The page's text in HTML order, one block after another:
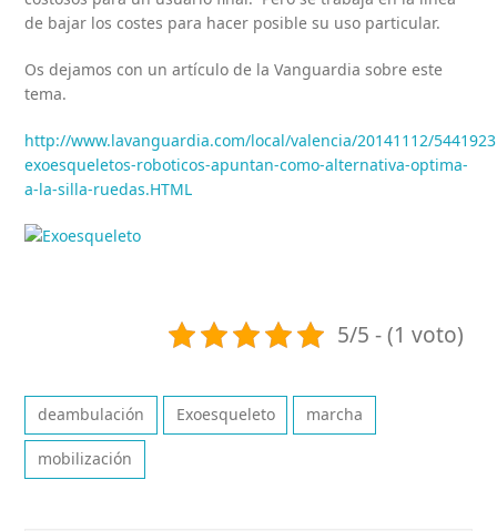
de bajar los costes para hacer posible su uso particular.
Os dejamos con un artículo de la Vanguardia sobre este
tema.
http://www.lavanguardia.com/local/valencia/20141112/
exoesqueletos-roboticos-apuntan-como-alternativa-optima-
a-la-silla-ruedas.HTML
5/5 - (1 voto)
deambulación Exoesqueleto marcha
mobilización